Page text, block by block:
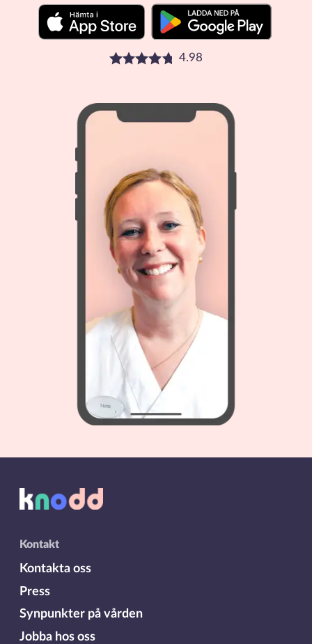
Betyg: 4.98 stjärnor 4.98
Kontakt
Kontakta oss
Press
Synpunkter på vården
Jobba hos oss